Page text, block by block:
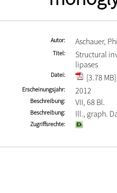
Autor Aschauer,
Titel
Structural
lipases
Datei [3.78 MB]
Erscheinungsjahr 2012
Beschreibung VII, 68 Bl.
Beschreibung Ill., graph.
Zugriffsrechte